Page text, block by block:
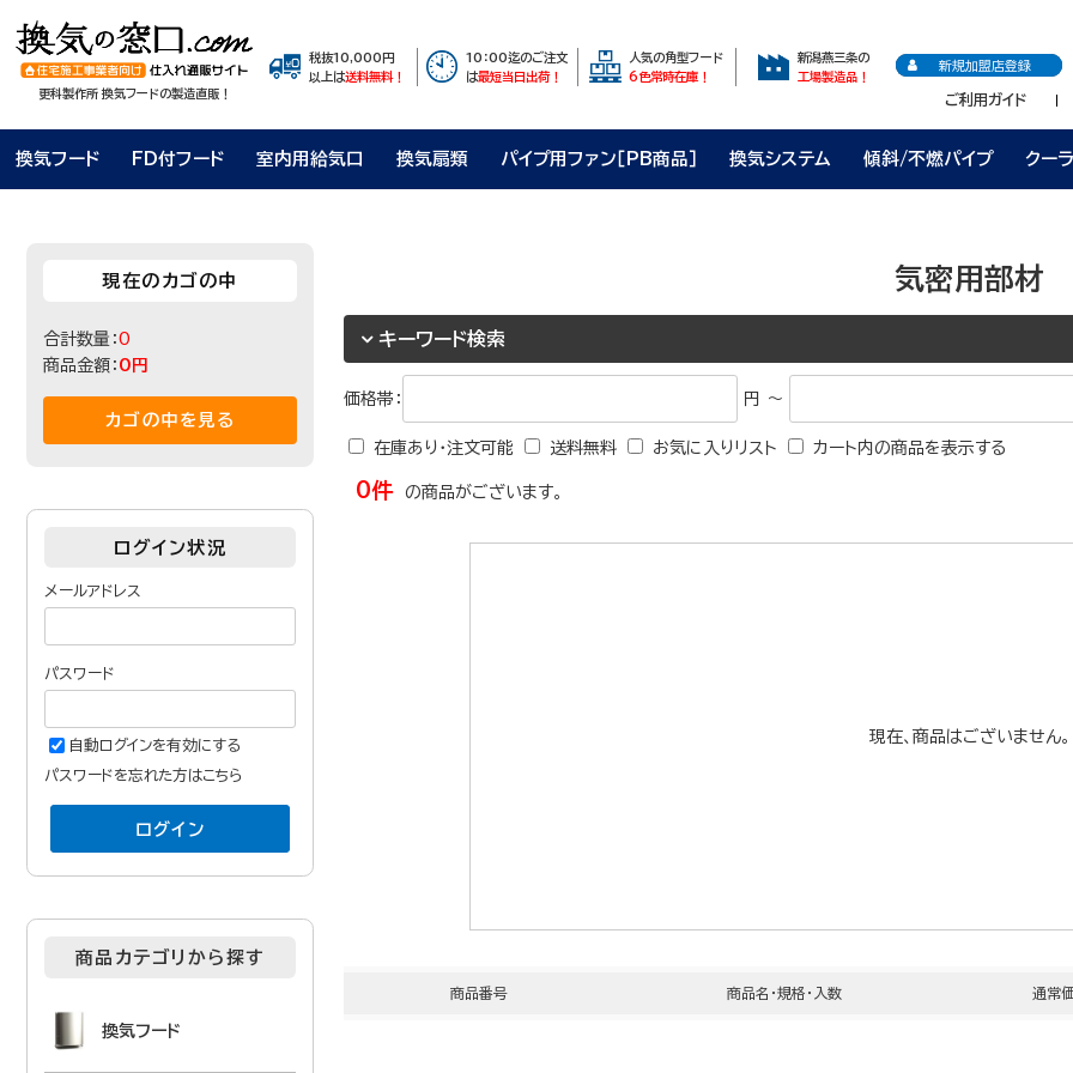
更科製作所 換気フードの製造直販！
税抜10,000円
以上は送料無料！
10：00迄のご注文
は最短当日出荷！
人気の角型フード
6色常時在庫！
新潟燕三条の
工場製造品！
新規加盟店登録
ご利用ガイド
換気フード FD付フード 室内用給気口 換気扇類 パイプ用ファン［PB商品］ 換気システム 傾斜/不燃パイプ クー
現在のカゴの中
合計数量：0
商品金額： 0円
カゴの中を見る
ログイン状況
メールアドレス
パスワード
自動ログインを有効にする
パスワードを忘れた方はこちら
商品カテゴリから探す
換気フード
気密用部材
キーワード検索
価格帯： 円 ～
在庫あり・注文可能 送料無料 お気に入りリスト カート内の商品を表示する
0件 の商品がございます。
現在、商品はございません。
商品番号 商品名・規格・入数 通常